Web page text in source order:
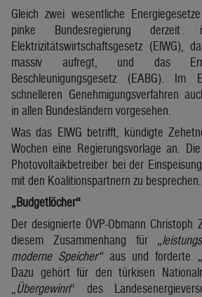
Gleich zwei wesentliche
pinke Bundesregierung
Elektrizitätswirtschaftsgesetz (ElWG),
massiv aufregt, und das
Beschleunigungsgesetz (EABG). Im
schnelleren Genehmigungsverfahren
in allen Bundesländern vorgesehen.
Was das ElWG betrifft, kündigte
Wochen eine Regierungsvorlage an.
Photovoltaikbetreiber bei der
mit den Koalitionspartnern zu besprechen.
„Budgetlöcher“
Der designierte ÖVP-Obmann Christoph
diesem Zusammenhang für
moderne Speicher“aus und forderte
Dazu gehört für den türkisen
Übergewinn“ des